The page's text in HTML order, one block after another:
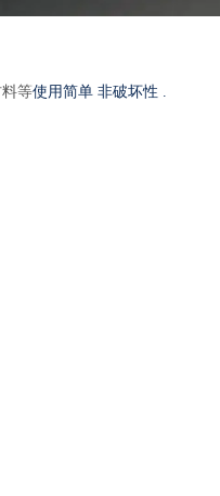
等使用简单 非破坏性 .